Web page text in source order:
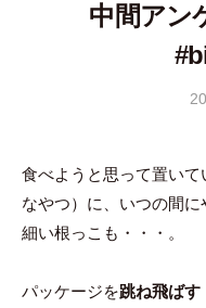
中間アン
食べようと思って置い
なやつ）に、いつの間
細い根っこも・・・。
パッケージを跳ね飛ばす